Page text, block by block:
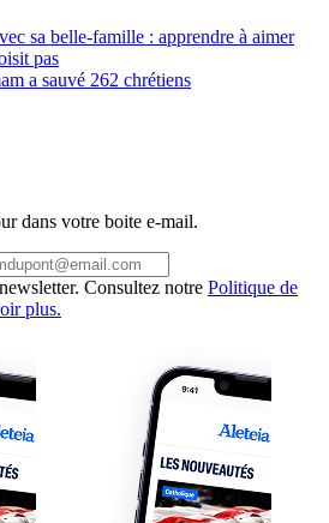
sa belle-famille : apprendre à aimer
pas
a sauvé 262 chrétiens
dans votre boite e-mail.
Consultez notre Politique de
plus.